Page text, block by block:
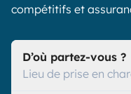
compétitifs et
D’où partez-vous ?
Lieu de prise en